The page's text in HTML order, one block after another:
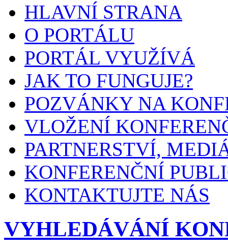
HLAVNÍ STRANA
O PORTÁLU
PORTÁL VYUŽÍVÁ
JAK TO FUNGUJE?
POZVÁNKY NA
VLOŽENÍ
PARTNERSTVÍ,
KONFERENČNÍ
KONTAKTUJTE NÁS
VYHLEDÁVÁNÍ